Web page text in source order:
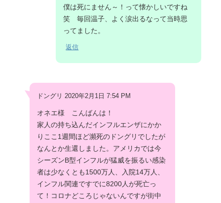
僕は死にません～！って懐かしいですね
笑 毎回温子、よく涙出るなって当時思
ってました。
返信
ドングリ 2020年2月1日 7:54 PM
オネエ様 こんばんは！
家人の持ち込んだインフルエンザにかか
りここ1週間ほど瀕死のドングリでしたが
なんとか生還しました。アメリカでは今
シーズンB型インフルが猛威を振るい感染
者は少なくとも1500万人、入院14万人、
インフル関連ですでに8200人が死亡っ
て！コロナどころじゃないんですが街中